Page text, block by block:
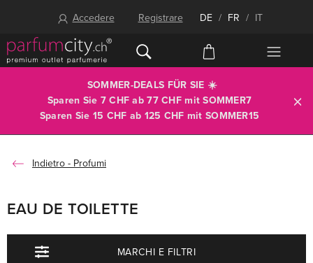
Accedere Registrare DE / FR / IT
SOMMER-DEALS FÜR SIE ☀️
Sparen Sie 7 CHF ab 77 CHF mitSOMMER7
Sparen Sie 15 CHF ab 125 CHF mit SOMMER15
Profumi
EAU DE TOILETTE
MARCHI E FILTRI